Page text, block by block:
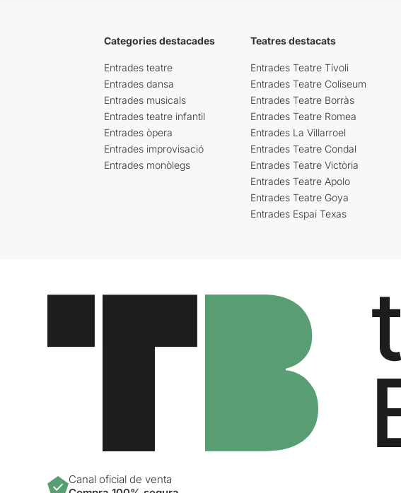
Categories destacades
Entrades teatre
Entrades dansa
Entrades musicals
Entrades teatre infantil
Entrades òpera
Entrades improvisació
Entrades monòlegs
Teatres destacats
Entrades Teatre Tívoli
Entrades Teatre Coliseum
Entrades Teatre Borràs
Entrades Teatre Romea
Entrades La Villarroel
Entrades Teatre Condal
Entrades Teatre Victòria
Entrades Teatre Apolo
Entrades Teatre Goya
Entrades Espai Texas
Canal oficial de venta